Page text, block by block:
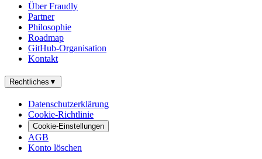
Über Fraudly
Partner
Philosophie
Roadmap
GitHub-Organisation
Kontakt
Rechtliches ▼
Datenschutzerklärung
Cookie-Richtlinie
Cookie-Einstellungen
AGB
Konto löschen